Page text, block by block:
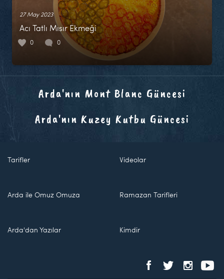
27 May 2023
Acı Tatlı Mısır Ekmeği
0 0
Arda'nın Mont Blanc Güncesi
Arda'nın Kuzey Kutbu Güncesi
Tarifler Videolar
Arda ile Omuz Omuza Ramazan Tarifleri
Arda'dan Yazılar Kimdir